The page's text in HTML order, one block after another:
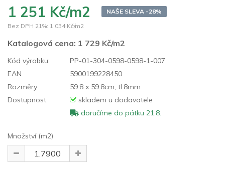
1 251 Kč/m2
NAŠE SLEVA -28%
Bez DPH 21%: 1 034 Kč/m2
Katalogová cena: 1 729 Kč/m2
Kód výrobku:
PP-01-304-0598-0598-1-007
EAN
5900199228450
Rozměry
59.8 x 59.8cm, tl:8mm
Dostupnost:
skladem u dodavatele
doručíme do pátku 21.8.
Množství (m2)